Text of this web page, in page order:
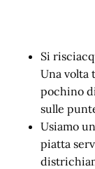
Si
Una volta
pochino
sulle
Usiamo
piatta